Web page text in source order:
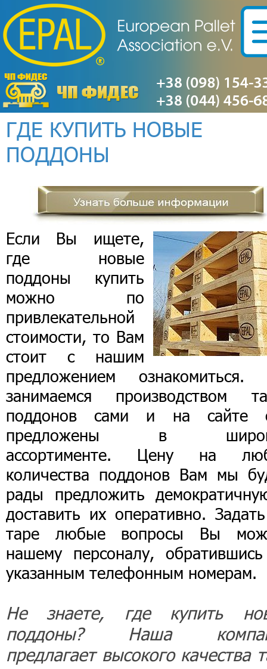
ГДЕ КУПИТЬ НОВЫЕ
ПОДДОНЫ
Если Вы ищете,
где новые
поддоны купить
можно по
привлекательной
стоимости, то Вам
стоит с нашим
предложением
занимаемся производством
поддонов сами и на сайте
предложены в
ассортименте. Цену на
количества поддонов Вам мы
рады предложить
доставить их оперативно.
таре любые вопросы Вы
нашему персоналу,
указанным телефонным номерам.
Не знаете, где купить
поддоны? Наша
предлагает высокого качества